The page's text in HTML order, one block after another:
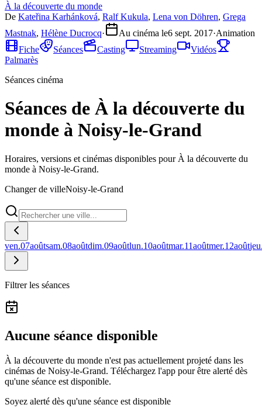
À la découverte du monde
De Kateřina Karhánková, Ralf Kukula, Lena von Döhren, Grega
Mastnak, Hélène Ducrocq· Au cinéma le6 sept. 2017·Animation
Fiche
Séances Casting Streaming
Vidéos
Palmarès
Séances cinéma
Séances de À la découverte du
monde à Noisy-le-Grand
Horaires, versions et cinémas disponibles pour À la découverte du
monde à Noisy-le-Grand.
Changer de villeNoisy-le-Grand
ven.07aoûtsam.08aoûtdim.09aoûtlun.10aoûtmar.11aoûtmer.12août
Filtrer les séances
Aucune séance disponible
À la découverte du monde n'est pas actuellement projeté dans les
cinémas de Noisy-le-Grand. Téléchargez l'app pour être alerté dès
qu'une séance est disponible.
Soyez alerté dès qu'une séance est disponible